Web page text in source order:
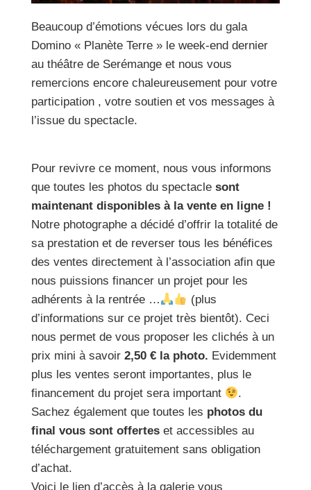
Beaucoup d’émotions vécues lors du gala
Domino « Planète Terre » le week-end dernier
au théâtre de Serémange et nous vous
remercions encore chaleureusement pour votre
participation , votre soutien et vos messages à
l’issue du spectacle.
Pour revivre ce moment, nous vous informons
que toutes les photos du spectacle sont
maintenant disponibles à la vente en ligne !
Notre photographe a décidé d’offrir la totalité de
sa prestation et de reverser tous les bénéfices
des ventes directement à l’association afin que
nous puissions financer un projet pour les
adhérents à la rentrée …
(plus
d’informations sur ce projet très bientôt). Ceci
nous permet de vous proposer les clichés à un
prix mini à savoir 2,50 € la photo. Evidemment
plus les ventes seront importantes, plus le
financement du projet sera important
.
Sachez également que toutes les photos du
final vous sont offerteset accessibles au
téléchargement gratuitement sans obligation
d’achat.
Voici le lien d’accès à la galerie vous